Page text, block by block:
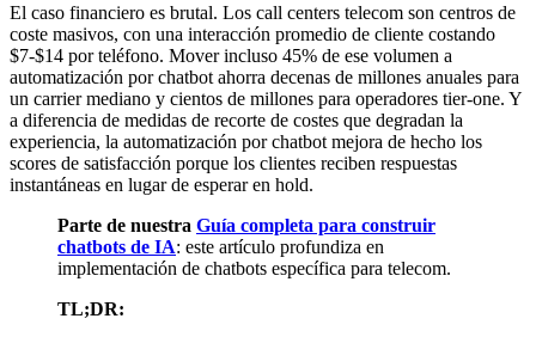
El caso financiero es brutal. Los call centers telecom son centros de
coste masivos, con una interacción promedio de cliente costando
$7-$14 por teléfono. Mover incluso 45% de ese volumen a
automatización por chatbot ahorra decenas de millones anuales para
un carrier mediano y cientos de millones para operadores tier-one. Y
a diferencia de medidas de recorte de costes que degradan la
experiencia, la automatización por chatbot mejora de hecho los
scores de satisfacción porque los clientes reciben respuestas
instantáneas en lugar de esperar en hold.
Parte de nuestra Guía completa para construir
chatbots de IA: este artículo profundiza en
implementación de chatbots específica para telecom.
TL;DR: